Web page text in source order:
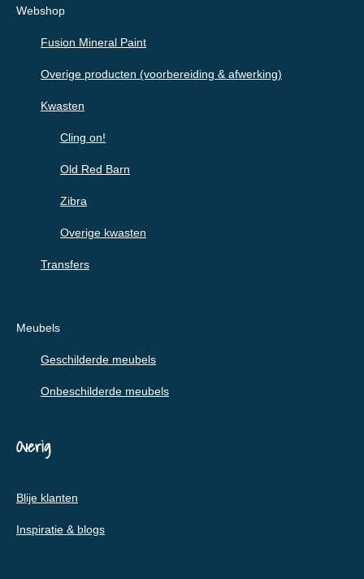
Webshop
Fusion Mineral Paint
Overige producten (voorbereiding & afwerking)
Kwasten
Cling on!
Old Red Barn
Zibra
Overige kwasten
Transfers
Meubels
Geschilderde meubels
Onbeschilderde meubels
Overig
Blije klanten
Inspiratie & blogs